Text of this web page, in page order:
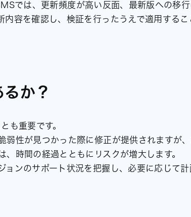
では、更新頻度が高い反面、最新版への移
内容を確認し、検証を行ったうえで適用する
か？
も重要です。
弱性が見つかった際に修正が提供されますが
、時間の経過とともにリスクが増大します。
ョンのサポート状況を把握し、必要に応じて